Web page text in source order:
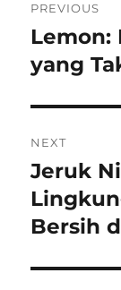
PREVIOUS
Previous
post:
Lemon:
yang
NEXT
Next
post:
Jeruk
Bersih